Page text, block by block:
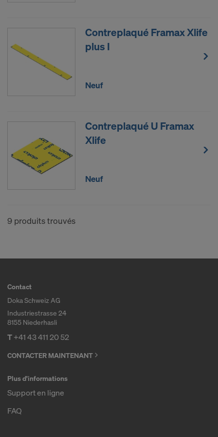
Contreplaqué Framax Xlife
plus I
Neuf
Contreplaqué U Framax
Xlife
Neuf
9 produits trouvés
Contact
Doka Schweiz AG
Industriestrasse 24
8155 Niederhasli
T+41 43 411 20 52
CONTACTER MAINTENANT
Plus d'informations
Support en ligne
FAQ
Nous avons besoin de votre consentement
explicite pour continuer à pouvoir transmettre vos
données à caractère personnel à ces fournisseurs.
Vous pourrez révoquer, avec effet à l’avenir, votre
consentement à tout moment en accédant aux
paramétrages des cookies sur le site Internet.
DE COOKIES ET AU TRANSFERT DE
VOS DONNÉES À CARACTÈRE
PERSONNEL AUX ÉTATS-UNIS?